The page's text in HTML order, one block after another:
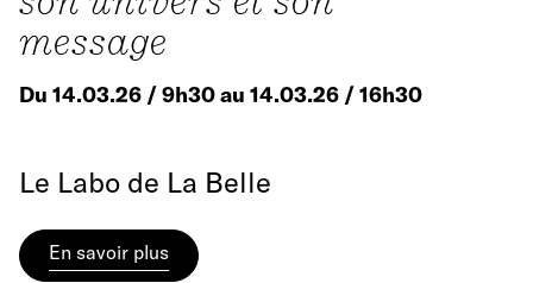
message
Du 14.03.26 / 9h30 au 14.03.26 / 16h30
Le Labo de La Belle
En savoir plus